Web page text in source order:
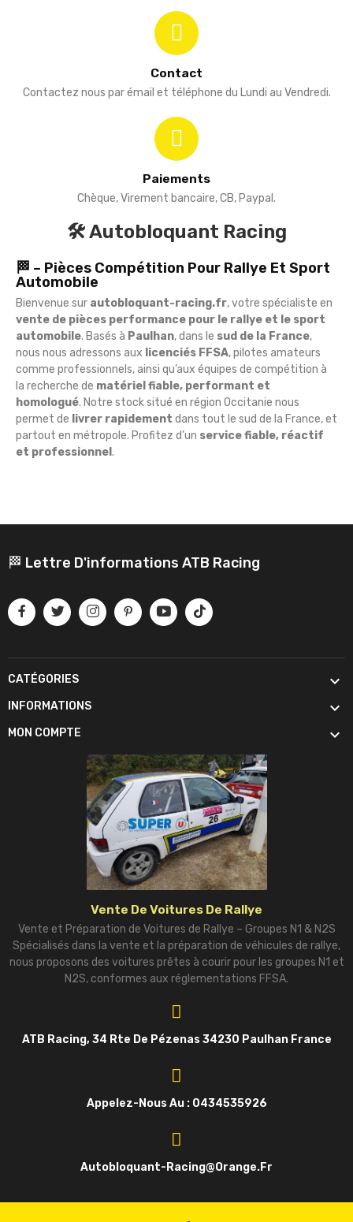
Contact
Contactez nous par émail et téléphone du Lundi au Vendredi.
Paiements
Chèque, Virement bancaire, CB, Paypal.
🛠️ Autobloquant Racing
🏁 – Pièces Compétition Pour Rallye Et Sport
Automobile
Bienvenue sur autobloquant-racing.fr, votre spécialiste en
vente de pièces performance pour le rallye et le sport
automobile. Basés à Paulhan, dans le sud de la France,
nous nous adressons aux licenciés FFSA, pilotes amateurs
comme professionnels, ainsi qu’aux équipes de compétition à
la recherche de matériel fiable, performant et
homologué. Notre stock situé en région Occitanie nous
permet de livrer rapidement dans tout le sud de la France, et
partout en métropole. Profitez d’un service fiable, réactif
et professionnel .
🏁 Lettre D'informations ATB Racing
CATÉGORIES 
INFORMATIONS 
MON COMPTE 
Vente De Voitures De Rallye
Vente et Préparation de Voitures de Rallye – Groupes N1 & N2S
Spécialisés dans la vente et la préparation de véhicules de rallye,
nous proposons des voitures prêtes à courir pour les groupes N1 et
N2S, conformes aux réglementations FFSA.
ATB Racing, 34 Rte De Pézenas 34230 Paulhan France
Appelez-Nous Au : 0434535926
Autobloquant-Racing@orange.fr